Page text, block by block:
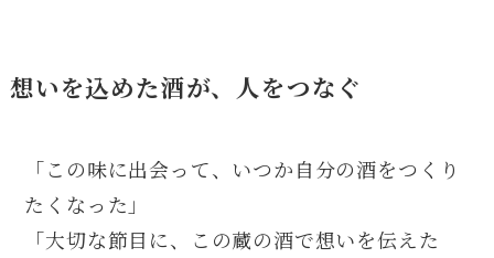
想いを込めた酒が、人をつなぐ
「この味に出会って、いつか自分の酒をつくり
たくなった」
「大切な節目に、この蔵の酒で想いを伝えた